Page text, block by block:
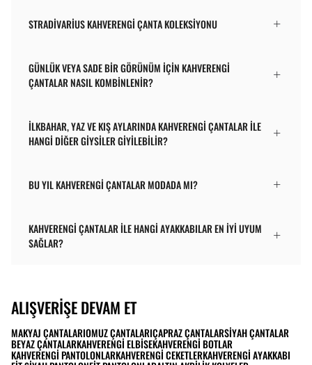
STRADIVARIUS KAHVERENGI ÇANTA KOLEKSIYONU
GÜNLÜK VEYA SADE BIR GÖRÜNÜM IÇIN KAHVERENGI
ÇANTALAR NASIL KOMBINLENIR?
İLKBAHAR, YAZ VE KIŞ AYLARINDA KAHVERENGI ÇANTALAR ILE
HANGI DIĞER GIYSILER GIYILEBILIR?
BU YIL KAHVERENGI ÇANTALAR MODADA MI?
KAHVERENGI ÇANTALAR ILE HANGI AYAKKABILAR EN IYI UYUM
SAĞLAR?
ALIŞVERIŞE DEVAM ET
MAKYAJ ÇANTALARIOMUZ ÇANTALARIÇAPRAZ ÇANTALARSIYAH ÇANTALAR
BEYAZ ÇANTALARKAHVERENGI ELBISEKAHVERENGI BOTLAR
KAHVERENGI PANTOLONLARKAHVERENGI CEKETLERKAHVERENGI AYAKKABI